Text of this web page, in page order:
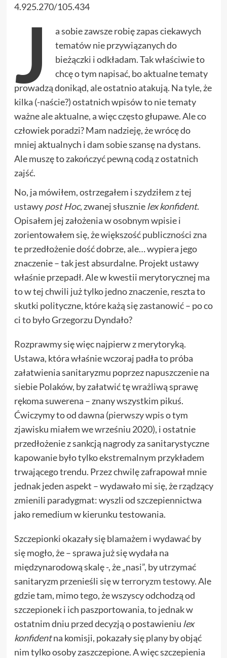
4.925.270/105.434
J
a sobie zawsze robię zapas ciekawych
tematów nie przywiązanych do
bieżączki i odkładam. Tak właściwie to
chcę o tym napisać, bo aktualne tematy
prowadzą donikąd, ale ostatnio atakują. Na tyle, że
kilka (-naście?) ostatnich wpisów to nie tematy
ważne ale aktualne, a więc często głupawe. Ale co
człowiek poradzi? Mam nadzieję, że wrócę do
mniej aktualnych i dam sobie szansę na dystans.
Ale muszę to zakończyć pewną codą z ostatnich
zajść.
No, ja mówiłem, ostrzegałem i szydziłem z tej
ustawypost Hoc, zwanej słusznielex konfident.
Opisałem jej założenia w osobnym wpisie i
zorientowałem się, że większość publiczności zna
te przedłożenie dość dobrze, ale… wypiera jego
znaczenie – tak jest absurdalne. Projekt ustawy
właśnie przepadł. Ale w kwestii merytorycznej ma
to w tej chwili już tylko jedno znaczenie, reszta to
skutki polityczne, które każą się zastanowić – po co
ci to było Grzegorzu Dyndało?
Rozprawmy się więc najpierw z merytoryką.
Ustawa, która właśnie wczoraj padła to próba
załatwienia sanitaryzmu poprzez napuszczenie na
siebie Polaków, by załatwić tę wrażliwą sprawę
rękoma suwerena – znany wszystkim pikuś.
Ćwiczymy to od dawna (pierwszy wpiso tym
zjawisku miałem we wrześniu 2020), i ostatnie
przedłożenie z sankcją nagrody za sanitarystyczne
kapowanie było tylko ekstremalnym przykładem
trwającego trendu. Przez chwilę zafrapował mnie
jednak jeden aspekt – wydawało mi się, że rządzący
zmienili paradygmat: wyszli od szczepiennictwa
jako remedium w kierunku testowania.
Szczepionki okazały się blamażem i wydawać by
się mogło, że – sprawa już się wydała na
międzynarodową skalę -, że „nasi”, by utrzymać
sanitaryzm przenieśli się wterroryzm testowy. Ale
gdzie tam, mimo tego, że wszyscy odchodzą od
szczepionek i ich paszportowania, to jednak w
ostatnim dniu przed decyzją o postawieniu lex
konfidentna komisji, pokazały się plany by objąć
nim tylko osoby zaszczepione. A więc szczepienia